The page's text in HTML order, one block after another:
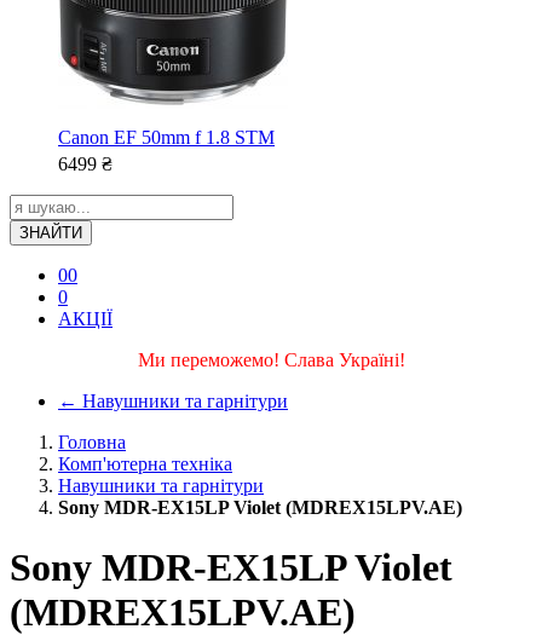
Canon EF 50mm f 1.8 STM
6499 ₴
ЗНАЙТИ
00
0
АКЦІЇ
Ми переможемо! Слава Україні!
← Навушники та гарнітури
Головна
Комп'ютерна техніка
Навушники та гарнітури
Sony MDR-EX15LP Violet (MDREX15LPV.AE)
Sony MDR-EX15LP Violet
(MDREX15LPV.AE)